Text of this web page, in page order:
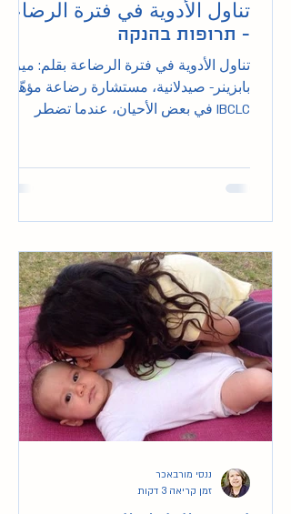
تناول الأدوية في فترة الرضاعة
- תרופות בהנקה
تناول الأدوية في فترة الرضاعة بقلم: ميري
بابزينر- صيدلانية، مستشارة رضاعة مؤهّلة
IBCLC في بعض الأحيان، عندما تضطر
ננסי מורבאכר
זמן קריאה 3 דקות